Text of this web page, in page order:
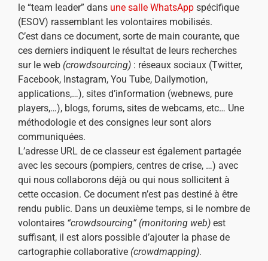
le “team leader” dans une salle WhatsApp spécifique
(ESOV) rassemblant les volontaires mobilisés.
C’est dans ce document, sorte de main courante, que
ces derniers indiquent le résultat de leurs recherches
sur le web (crowdsourcing) : réseaux sociaux (Twitter,
Facebook, Instagram, You Tube, Dailymotion,
applications,…), sites d’information (webnews, pure
players,…), blogs, forums, sites de webcams, etc… Une
méthodologie et des consignes leur sont alors
communiquées.
L’adresse URL de ce classeur est également partagée
avec les secours (pompiers, centres de crise, …) avec
qui nous collaborons déjà ou qui nous sollicitent à
cette occasion. Ce document n’est pas destiné à être
rendu public. Dans un deuxième temps, si le nombre de
volontaires “crowdsourcing” (monitoring web) est
suffisant, il est alors possible d’ajouter la phase de
cartographie collaborative (crowdmapping).